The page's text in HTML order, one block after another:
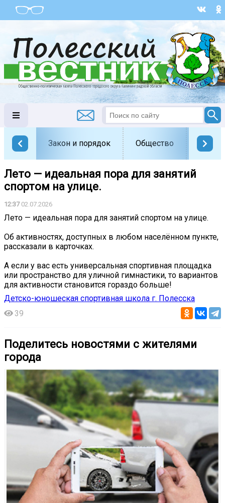
Закон и порядок Общество
Лето — идеальная пора для занятий
спортом на улице.
12:3702.07.2026
Лето — идеальная пора для занятий спортом на улице.
Об активностях, доступных в любом населённом пункте,
рассказали в карточках.
А если у вас есть универсальная спортивная площадка
или пространство для уличной гимнастики, то вариантов
для активности становится гораздо больше!
Детско-юношеская спортивная школа г. Полесска
39
Поделитесь новостями с жителями
города